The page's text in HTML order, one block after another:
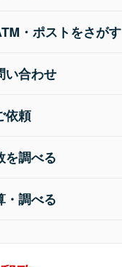
・ポストをさがす
い合わせ
依頼
を調べる
・調べる